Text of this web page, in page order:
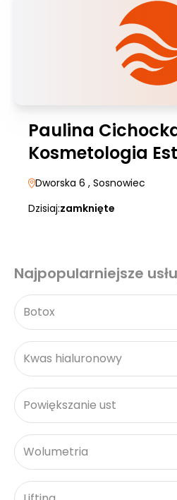
Paulina
Kosmetologia
Dworska 6 , Sosnowiec
Dzisiaj:zamknięte
Najpopularniejsze
Botox
Kwas hialuronowy
Powiększanie ust
Wolumetria